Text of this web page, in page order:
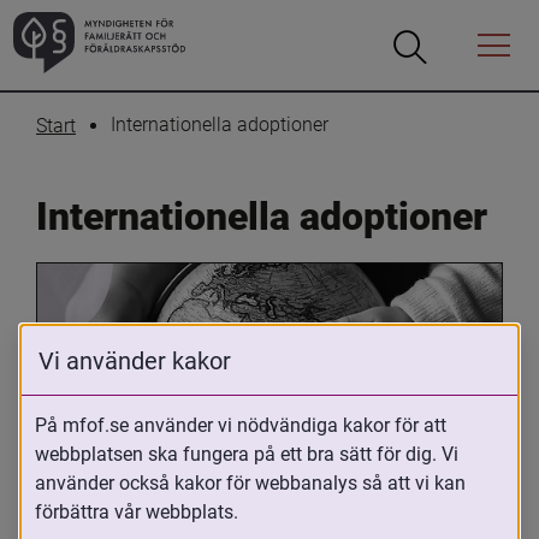
Öppna
Öppna
Menyn
Start Internationella adoptioner
Internationella adoptioner
Oavsett om du är adopterad,
adoptivförälder eller arbetar med
Vi använder kakor
På mfof.se använder vi nödvändiga kakor för att
webbplatsen ska fungera på ett bra sätt för dig. Vi
använder också kakor för webbanalys så att vi kan
förbättra vår webbplats.